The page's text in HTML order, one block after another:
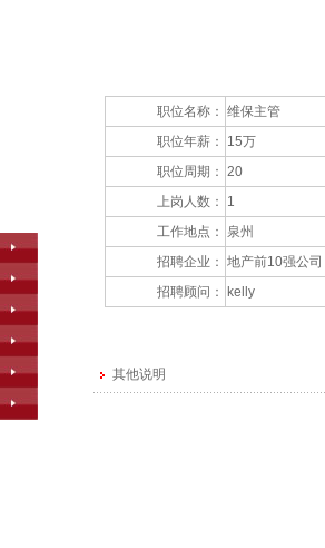
职位名称： 维保主管
职位年薪：
15万
职位周期： 20
上岗人数：
1
工作地点：
泉州
招聘企业： 地产前10强公司
招聘顾问：
kelly
其他说明